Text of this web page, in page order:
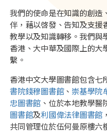
我們的使命是在知識的創造
伴，藉以啓發、告知及支援
教學以及知識轉移。我們與
香港、大中華及國際上的大
繫。
香港中文大學圖書館包含七
書院錢穆圖書館、崇基學院
忠圖書館 、位於本地教學醫
圖書館及利國偉法律圖書館
共同管理位於伍何曼原樓六